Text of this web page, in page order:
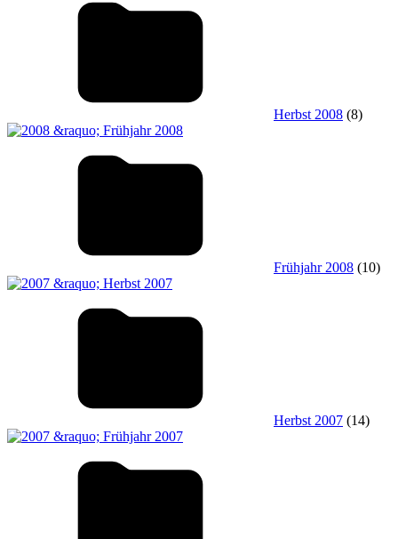
Herbst 2008 (8)
Frühjahr 2008 (10)
Herbst 2007 (14)